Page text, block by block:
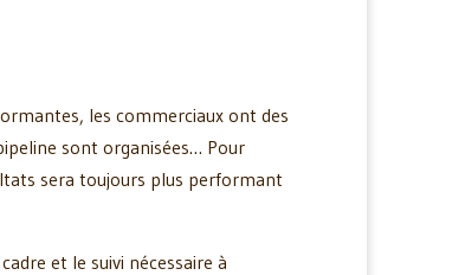
les commerciaux ont des
sont organisées… Pour
sera toujours plus performant
et le suivi nécessaire à